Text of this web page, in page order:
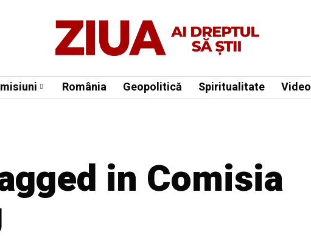
România Geopolitică Spiritualitate Video
in Comisia